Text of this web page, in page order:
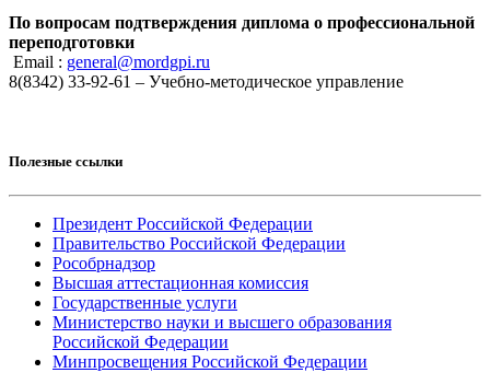
По вопросам подтверждения диплома о профессиональной
переподготовки
Email : general@mordgpi.ru
8(8342) 33-92-61 – Учебно-методическое управление
Полезные ссылки
Президент Российской Федерации
Правительство Российской Федерации
Рособрнадзор
Высшая аттестационная комиссия
Государственные услуги
Министерство науки и высшего образования
Российской Федерации
Минпросвещения Российской Федерации